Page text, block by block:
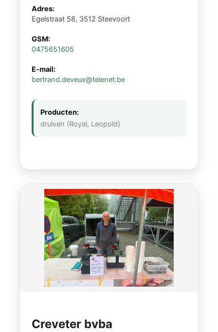
Adres:
Egelstraat 58, 3512 Steevoort
GSM:
0475651605
E-mail:
bertrand.deveux@telenet.be
Producten:
druiven (Royal, Leopold)
Creveter bvba